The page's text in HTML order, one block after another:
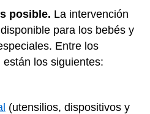
posible. La intervención
para los bebés y
Entre los
los siguientes:
(utensilios, dispositivos y